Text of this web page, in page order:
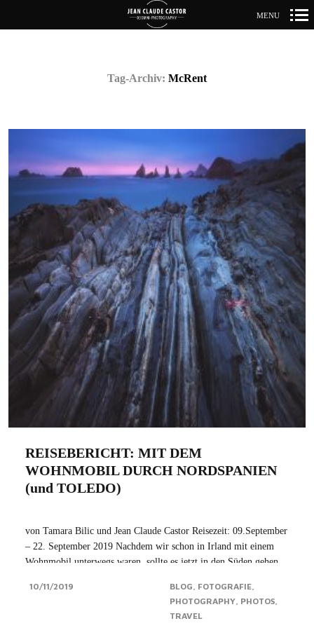
MENU
Tag-Archiv: McRent
REISEBERICHT: MIT DEM
WOHNMOBIL DURCH NORDSPANIEN
(und TOLEDO)
von Tamara Bilic und Jean Claude Castor Reisezeit: 09.September
– 22. September 2019 Nachdem wir schon in Irland mit einem
Wohnmobil unterwegs waren, sollte es jetzt in den Süden gehen,
Asturien. Unser Ziel: der...Click for more
10/11/2019 BLOG FOTOGRAFIE
PHOTOGRAPHY PHOTOS
TRAVEL